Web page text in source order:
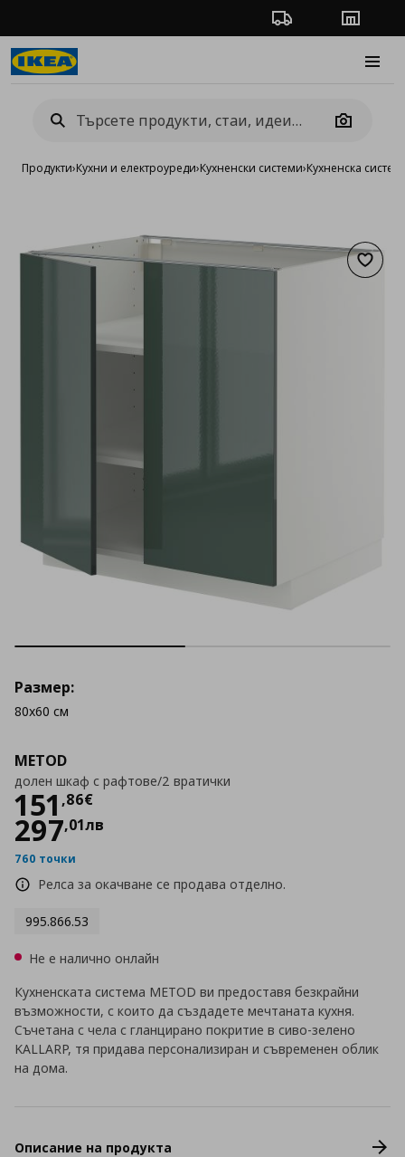
Проследяване на
Camera
Продукти›Кухни и електроуреди›Кухненски системи›Кухненска
METOD
долен шкаф с рафтове/2 вратички
151 ,86€
Цена
297,01лв
760 точки
Релса за окачване се продава отделно.
995.866.53
Размер:
80x60 см
Не е налично онлайн
Кухненската система METOD ви предоставя безкрайни
възможности, с които да създадете мечтаната кухня.
Съчетана с чела с гланцирано покритие в сиво-зелено
KALLARP, тя придава персонализиран и съвременен облик
на дома.
Описание на продукта